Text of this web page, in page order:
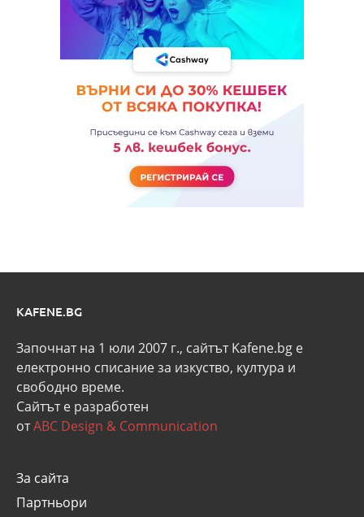
KAFENE.BG
Започнат на 1 юли 2007 г., сайтът Kafene.bg e
eлектронно списание за изкуство, култура и
свободно време.
Сайтът е разработен
отABC Design & Communication
За сайта
Партньори